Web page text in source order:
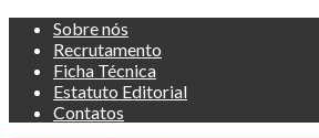
Skip
content
Sobre nós
Recrutamento
Ficha Técnica
Estatuto Editorial
Contatos